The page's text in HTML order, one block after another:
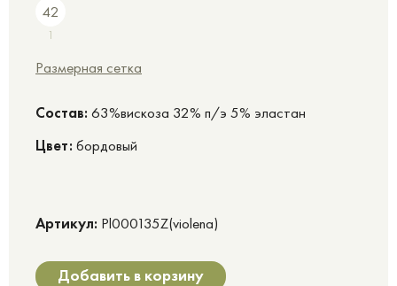
42
1
Размерная сетка
Cостав: 63%вискоза 32% п/э 5% эластан
Цвет: бордовый
Артикул: Pl000135Z(violena)
Добавить в корзину